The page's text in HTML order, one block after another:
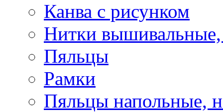
Канва с рисунком
Нитки
Пяльцы
Рамки
Пяльцы напольные,